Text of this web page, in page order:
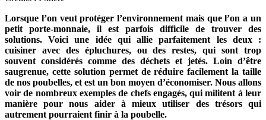
Lorsque l’on veut protéger l’environnement mais que l’on a un
petit porte-monnaie, il est parfois difficile de trouver des
solutions. Voici une idée qui allie parfaitement les deux :
cuisiner avec des épluchures, ou des restes, qui sont trop
souvent considérés comme des déchets et jetés. Loin d’être
saugrenue, cette solution permet de réduire facilement la taille
de nos poubelles, et est un bon moyen d’économiser. Nous allons
voir de nombreux exemples de chefs engagés, qui militent à leur
manière pour nous aider à mieux utiliser des trésors qui
autrement pourraient finir à la poubelle.